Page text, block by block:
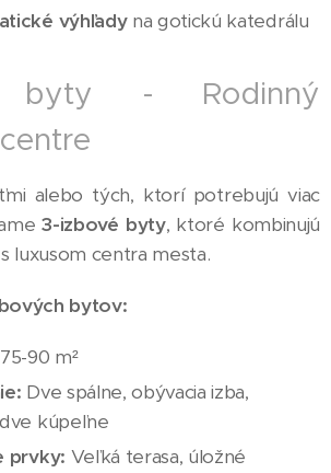
výhľadyna gotickú katedrálu
byty - Rodinný
alebo tých, ktorí potrebujú viac
3-izbové byty, ktoré kombinujú
luxusom centra mesta.
bytov:
75-90 m²
Dve spálne, obývacia izba,
kúpeľne
prvky: Veľká terasa, úložné